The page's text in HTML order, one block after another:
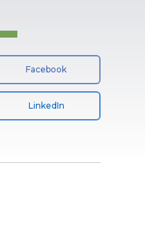
Facebook
LinkedIn